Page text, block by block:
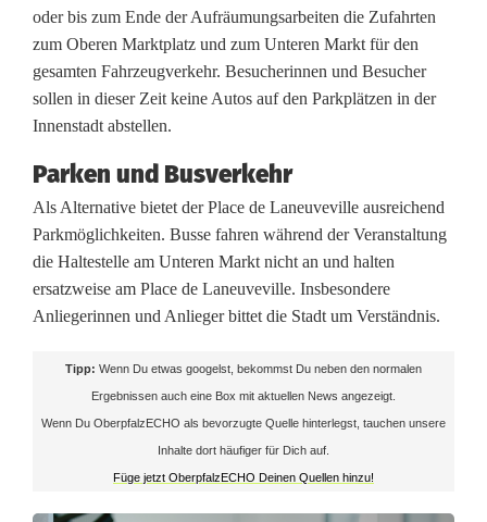
n
o
t
e
r
t
:
e
oder bis zum Ende der Aufräumungsarbeiten die Zufahrten
zum Oberen Marktplatz und zum Unteren Markt für den
gesamten Fahrzeugverkehr. Besucherinnen und Besucher
sollen in dieser Zeit keine Autos auf den Parkplätzen in der
Innenstadt abstellen.
Parken und Busverkehr
Als Alternative bietet der Place de Laneuveville ausreichend
Parkmöglichkeiten. Busse fahren während der Veranstaltung
die Haltestelle am Unteren Markt nicht an und halten
ersatzweise am Place de Laneuveville. Insbesondere
Anliegerinnen und Anlieger bittet die Stadt um Verständnis.
Tipp: Wenn Du etwas googelst, bekommst Du neben den normalen
Ergebnissen auch eine Box mit aktuellen News angezeigt.
Wenn Du OberpfalzECHO als bevorzugte Quelle hinterlegst, tauchen unsere
Inhalte dort häufiger für Dich auf.
Füge jetzt OberpfalzECHO Deinen Quellen hinzu!